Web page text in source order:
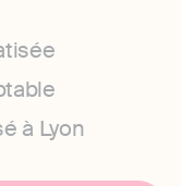
à Lyon